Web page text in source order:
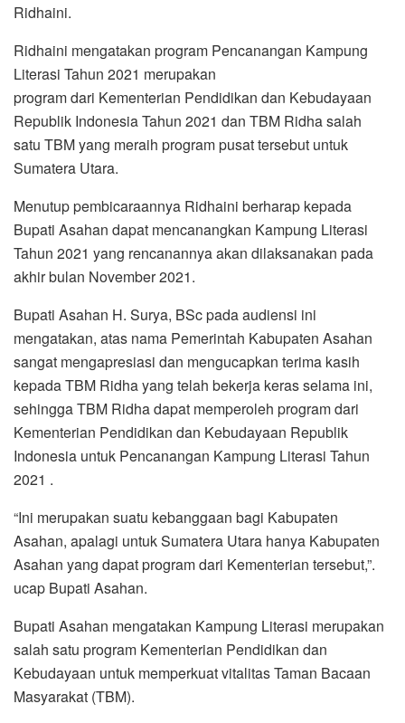
Ridhaini.
Ridhaini mengatakan program Pencanangan Kampung
Literasi Tahun 2021 merupakan
program dari Kementerian Pendidikan dan Kebudayaan
Republik Indonesia Tahun 2021 dan TBM Ridha salah
satu TBM yang meraih program pusat tersebut untuk
Sumatera Utara.
Menutup pembicaraannya Ridhaini berharap kepada
Bupati Asahan dapat mencanangkan Kampung Literasi
Tahun 2021 yang rencanannya akan dilaksanakan pada
akhir bulan November 2021.
Bupati Asahan H. Surya, BSc pada audiensi ini
mengatakan, atas nama Pemerintah Kabupaten Asahan
sangat mengapresiasi dan mengucapkan terima kasih
kepada TBM Ridha yang telah bekerja keras selama ini,
sehingga TBM Ridha dapat memperoleh program dari
Kementerian Pendidikan dan Kebudayaan Republik
Indonesia untuk Pencanangan Kampung Literasi Tahun
2021 .
“Ini merupakan suatu kebanggaan bagi Kabupaten
Asahan, apalagi untuk Sumatera Utara hanya Kabupaten
Asahan yang dapat program dari Kementerian tersebut,”.
ucap Bupati Asahan.
Bupati Asahan mengatakan Kampung Literasi merupakan
salah satu program Kementerian Pendidikan dan
Kebudayaan untuk memperkuat vitalitas Taman Bacaan
Masyarakat (TBM).